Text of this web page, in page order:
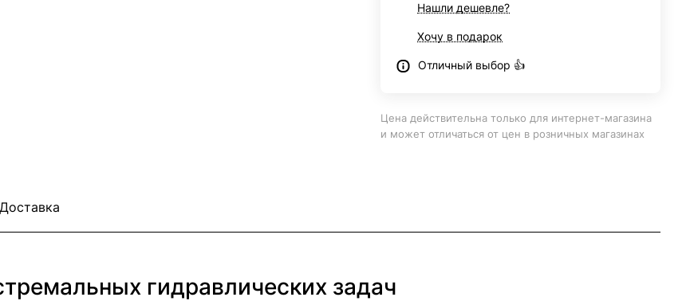
Нашли дешевле?
Хочу в подарок
Отличный выбор 👍
Цена действительна только для интернет-магазина
и может отличаться от цен в розничных магазинах
Доставка
гидравлических задач